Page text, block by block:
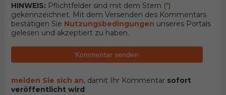
HINWEIS: Pflichtfelder sind mit dem Stern (*)
gekennzeichnet. Mit dem Versenden des Kommentars
bestätigen Sie Nutzungsbedingungen unseres Portals
gelesen und akzeptiert zu haben.
Kommentar senden
melden Sie sich an, damit Ihr Kommentar sofort
veröffentlicht wird